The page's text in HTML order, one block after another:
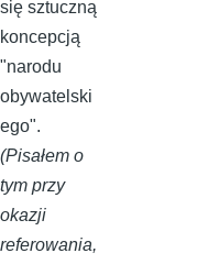
się sztuczną
koncepcją
"narodu
obywatelski
ego".
(Pisałem o
tym przy
okazji
referowania,